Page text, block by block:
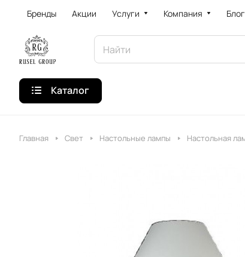
Бренды Акции Услуги Компания Блог
Каталог
Главная Свет Настольные лампы Настольная